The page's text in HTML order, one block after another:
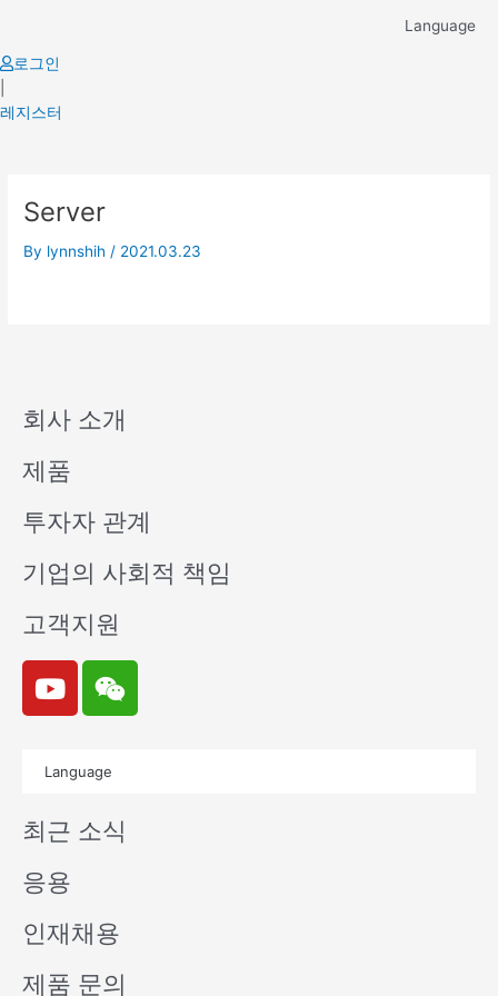
content
Language
로그인
레지스터
Server
By lynnshih / 2021.03.23
회사 소개
제품
투자자 관계
기업의 사회적 책임
고객지원
Y
o
u
e
W
e
i
n
Language
최근 소식
응용
인재채용
제품 문의